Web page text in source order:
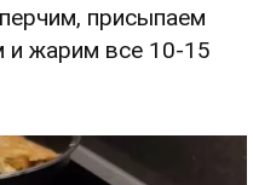
присыпаем
и жарим все 10-15